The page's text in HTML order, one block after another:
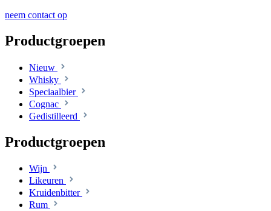
neem contact op
Productgroepen
Nieuw
Whisky
Speciaalbier
Cognac
Gedistilleerd
Productgroepen
Wijn
Likeuren
Kruidenbitter
Rum